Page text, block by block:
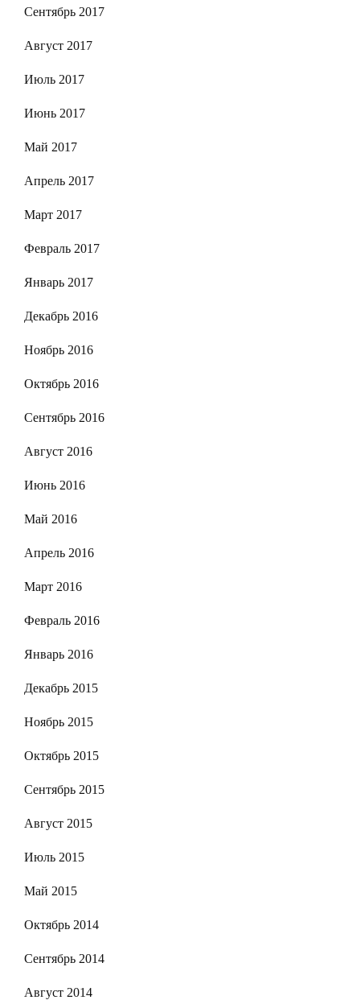
Сентябрь 2017
Август 2017
Июль 2017
Июнь 2017
Май 2017
Апрель 2017
Март 2017
Февраль 2017
Январь 2017
Декабрь 2016
Ноябрь 2016
Октябрь 2016
Сентябрь 2016
Август 2016
Июнь 2016
Май 2016
Апрель 2016
Март 2016
Февраль 2016
Январь 2016
Декабрь 2015
Ноябрь 2015
Октябрь 2015
Сентябрь 2015
Август 2015
Июль 2015
Май 2015
Октябрь 2014
Сентябрь 2014
Август 2014